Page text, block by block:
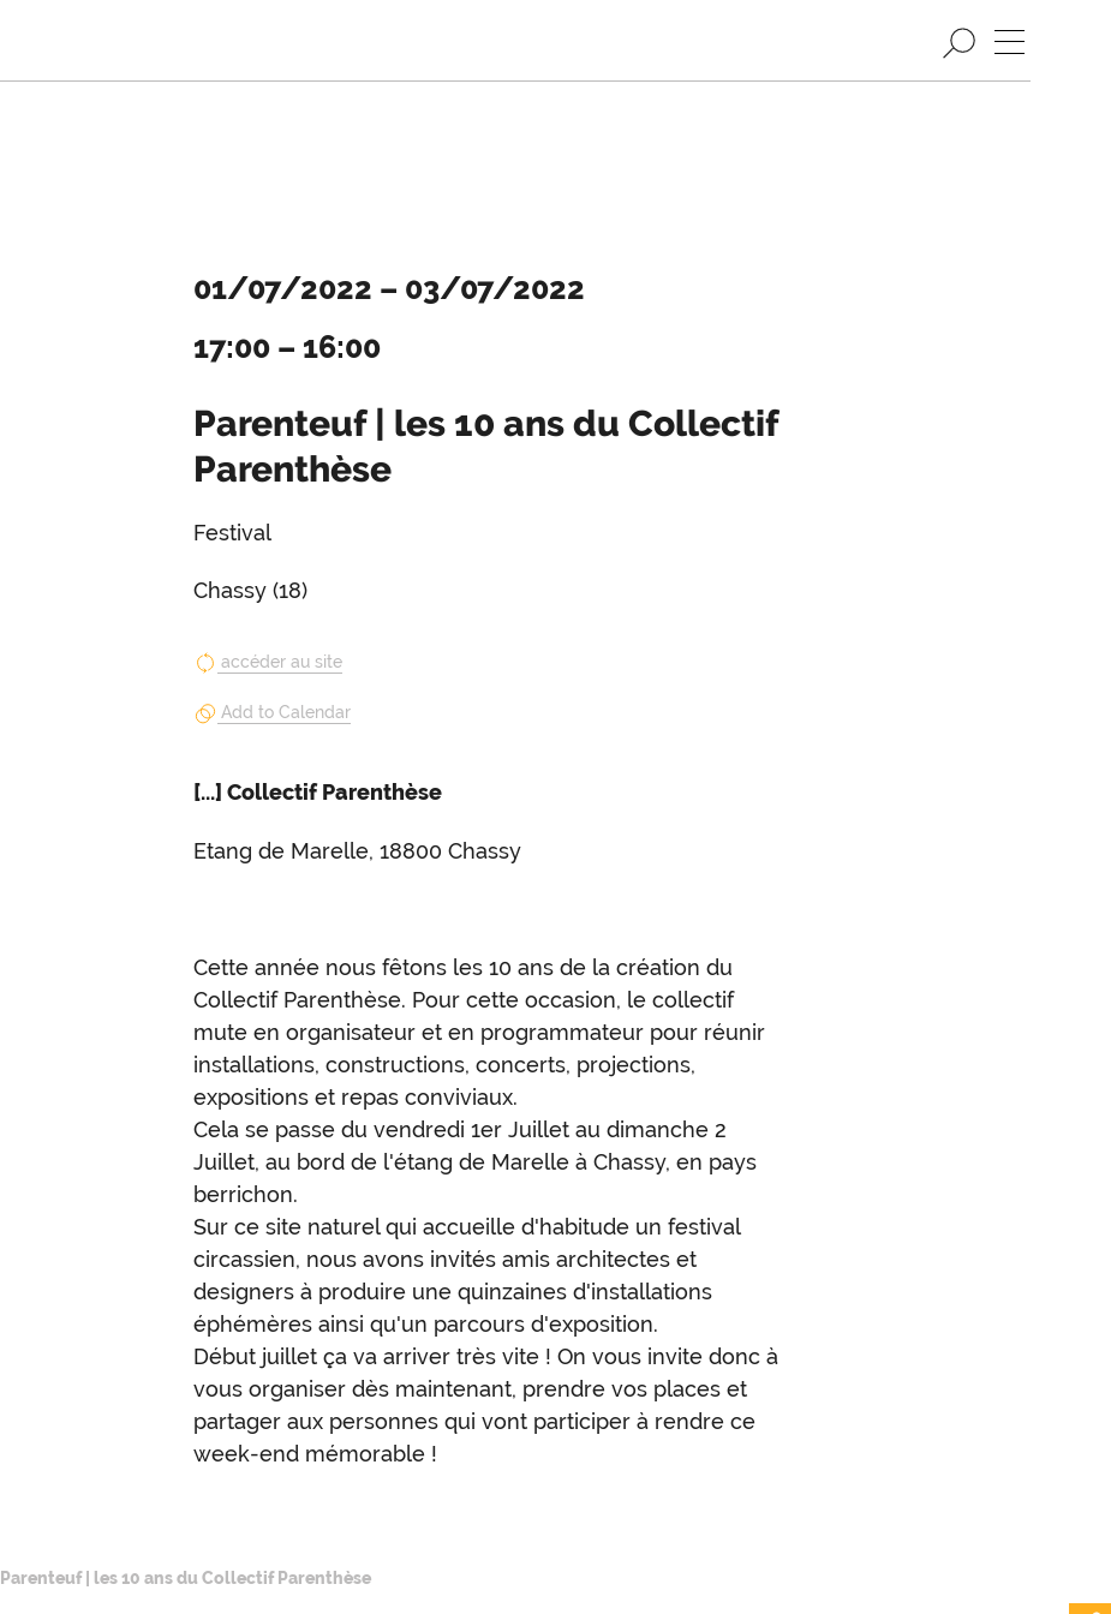
01/07/2022 – 03/07/2022
17:00 – 16:00
Parenteuf | les 10 ans du Collectif
Parenthèse
Festival
Chassy (18)
accéder au site
Add to Calendar
[...] Collectif Parenthèse
Etang de Marelle, 18800 Chassy
Cette année nous fêtons les 10 ans de la création du
Collectif Parenthèse. Pour cette occasion, le collectif
mute en organisateur et en programmateur pour réunir
installations, constructions, concerts, projections,
expositions et repas conviviaux.
Cela se passe du vendredi 1er Juillet au dimanche 2
Juillet, au bord de l'étang de Marelle à Chassy, en pays
berrichon.
Sur ce site naturel qui accueille d'habitude un festival
circassien, nous avons invités amis architectes et
designers à produire une quinzaines d'installations
éphémères ainsi qu'un parcours d'exposition.
Début juillet ça va arriver très vite ! On vous invite donc à
vous organiser dès maintenant, prendre vos places et
partager aux personnes qui vont participer à rendre ce
week-end mémorable !
Parenteuf | les 10 ans du Collectif Parenthèse